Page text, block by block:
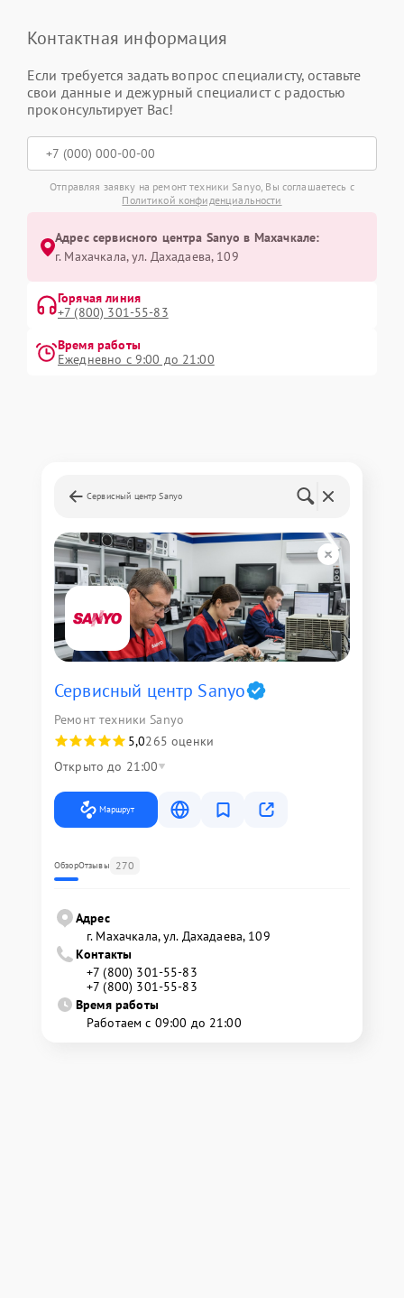
Контактная информация
Если требуется задать вопрос специалисту, оставьте
свои данные и дежурный специалист с радостью
проконсультирует Вас!
Отправляя заявку на ремонт техники Sanyo, Вы соглашаетесь с
Политикой конфиденциальности
Адрес сервисного центра Sanyo в Махачкале:
г. Махачкала, ул. Дахадаева, 109
Горячая линия
+7 (800) 301-55-83
Время работы
Ежедневно с 9:00 до 21:00
Сервисный центр Sanyo
Сервисный центр Sanyo
Ремонт техники Sanyo
5,0265 оценки
Открыто до 21:00
Маршрут
ОбзорОтзывы 270
Адрес
г. Махачкала, ул. Дахадаева, 109
Контакты
+7 (800) 301-55-83
+7 (800) 301-55-83
Время работы
Работаем с 09:00 до 21:00